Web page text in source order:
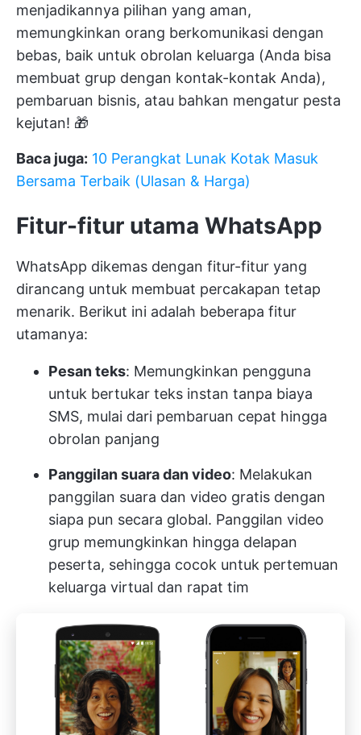
menjadikannya pilihan yang aman,
memungkinkan orang berkomunikasi dengan
bebas, baik untuk obrolan keluarga (Anda bisa
membuat grup dengan kontak-kontak Anda),
pembaruan bisnis, atau bahkan mengatur pesta
kejutan! 🎁
Baca juga: 10 Perangkat Lunak Kotak Masuk
Bersama Terbaik (Ulasan & Harga)
Fitur-fitur utama WhatsApp
WhatsApp dikemas dengan fitur-fitur yang
dirancang untuk membuat percakapan tetap
menarik. Berikut ini adalah beberapa fitur
utamanya:
Pesan teks: Memungkinkan pengguna
untuk bertukar teks instan tanpa biaya
SMS, mulai dari pembaruan cepat hingga
obrolan panjang
Panggilan suara dan video: Melakukan
panggilan suara dan video gratis dengan
siapa pun secara global. Panggilan video
grup memungkinkan hingga delapan
peserta, sehingga cocok untuk pertemuan
keluarga virtual dan rapat tim